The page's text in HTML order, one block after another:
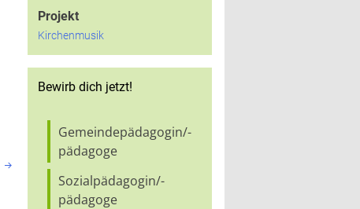
Projekt
Kirchenmusik

Bewirb dich jetzt!
Gemeindepädagogin/-
pädagoge
Sozialpädagogin/-
pädagoge